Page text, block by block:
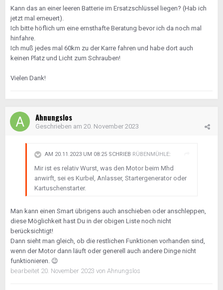
Kann das an einer leeren Batterie im Ersatzschlüssel liegen? (Hab ich
jetzt mal erneuert).
Ich bitte höflich um eine ernsthafte Beratung bevor ich da noch mal
hinfahre.
Ich muß jedes mal 60km zu der Karre fahren und habe dort auch
keinen Platz und Licht zum Schrauben!
Vielen Dank!
Ahnungslos
Geschrieben am 20. November 2023
AM 20.11.2023 UM 08:25 SCHRIEB RÜBENMÜHLE:
Mir ist es relativ Wurst, was den Motor beim Mhd
anwirft, sei es Kurbel, Anlasser, Startergenerator oder
Kartuschenstarter.
Man kann einen Smart übrigens auch anschieben oder anschleppen,
diese Möglichkeit hast Du in der obigen Liste noch nicht
berücksichtigt!
Dann sieht man gleich, ob die restlichen Funktionen vorhanden sind,
wenn der Motor dann läuft oder generell auch andere Dinge nicht
funktionieren. 😉
bearbeitet 20. November 2023 von Ahnungslos